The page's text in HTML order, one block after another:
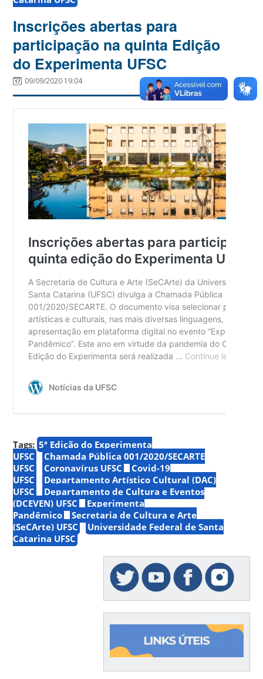
Inscrições abertas para
participação na quinta Edição
do Experimenta UFSC
09/09/2020 19:04
Tags: 5ª Edição do Experimenta
UFSC
Chamada Pública 001/2020/SECARTE
UFSC
Coronavírus UFSC
Covid-19
UFSC
Departamento Artístico Cultural (DAC)
UFSC
Departamento de Cultura e Eventos
(DCEVEN) UFSC
Experimenta
Pandêmico
Secretaria de Cultura e Arte
(SeCArte) UFSC
Universidade Federal de Santa
Catarina UFSC